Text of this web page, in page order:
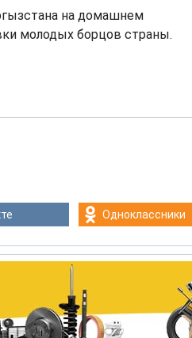
на домашнем
молодых борцов страны.
Одноклассники